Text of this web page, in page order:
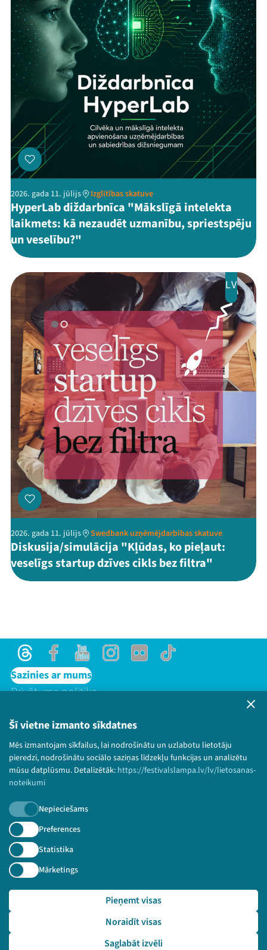
Šī vietne izmanto sīkdatnes
Mēs izmantojam sīkfailus, lai nodrošinātu un uzlabotu lietotāju
pieredzi, nodrošinātu sociālo saziņas līdzekļu funkcijas un analizētu
mūsu datplūsmu. Detalizētāk: https://festivalslampa.lv/lv/lietosanas-
noteikumi
Nepieciešams
Preferences
Statistika
Mārketings
Saglabāt izvēli
Noraidīt visas
Pieņemt visas
2026. gada 11. jūlijs Izglītības skatuve
HyperLab diždarbnīca "Mākslīgā intelekta
laikmets: kā nezaudēt uzmanību, spriestspēju
un veselību?"
LV
2026. gada 11. jūlijs Swedbank uzņēmējdarbības skatuve
Diskusija/simulācija "Kļūdas, ko pieļaut:
veselīgs startup dzīves cikls bez filtra"
ThreadsFacebookYoutubeInstagram
Flick TikTok
Sazinies ar mums
Privātuma politika
Bērnu aizsardzības politika
© 2026 Sarunu festivāls LAMPA Visas tiesības
paturētas.
Piesakies jaunumiem!
Nepalaid garām aktuālāko informāciju!
🔗 https://festivalslampa.lv/lv/video-arhivs/1842?sp